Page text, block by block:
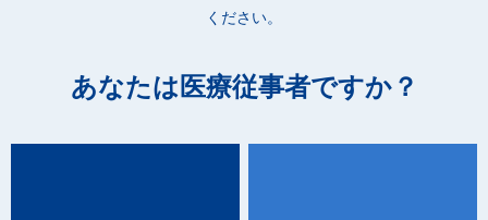
ください。
あなたは医療従事者ですか？